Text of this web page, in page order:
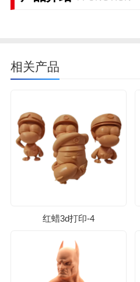
相关产品
红蜡3d打印-4